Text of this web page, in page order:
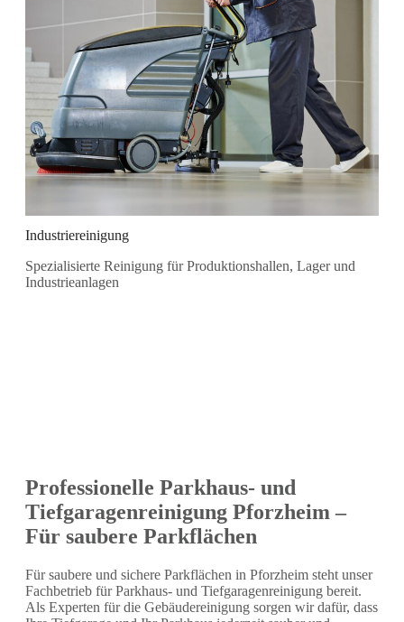
Industriereinigung
Spezialisierte Reinigung für Produktionshallen, Lager und
Industrieanlagen
Professionelle Parkhaus- und
Tiefgaragenreinigung Pforzheim –
Für saubere Parkflächen
Für saubere und sichere Parkflächen in Pforzheim steht unser
Fachbetrieb für Parkhaus- und Tiefgaragenreinigung bereit.
Als Experten für die Gebäudereinigung sorgen wir dafür, dass